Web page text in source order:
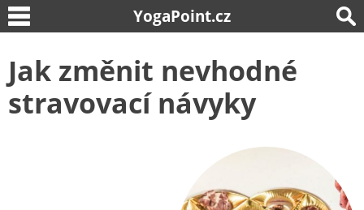
YogaPoint.cz
Jak změnit nevhodné
stravovací návyky